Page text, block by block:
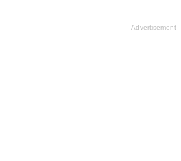
- Advertisement -